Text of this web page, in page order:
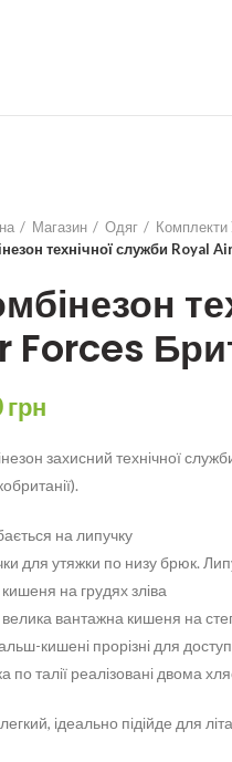
Магазин Одяг
Комплекти
технічної служби Royal
Forces
грн
захисний технічної
на липучку
для утяжки по низу брюк.
на грудях зліва
вантажна кишеня на
кишені прорізні для
по талії реалізовані двома
ідеально підійде для